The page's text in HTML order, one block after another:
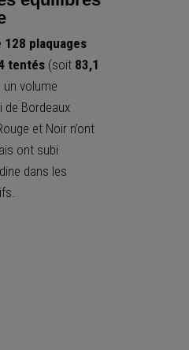
128 plaquages
tentés (soit 83,1
un volume
de Bordeaux
et Noir n’ont
ont subi
dans les